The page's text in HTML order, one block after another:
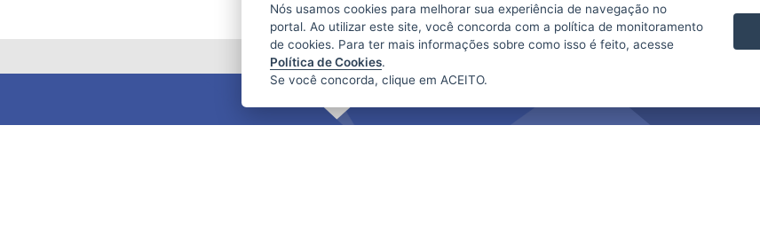
Nós usamos cookies para melhorar sua experiência de navegação no
portal. Ao utilizar este site, você concorda com a política de monitoramento
de cookies. Para ter mais informações sobre como isso é feito, acesse
Política de Cookies.
Se você concorda, clique em ACEITO.